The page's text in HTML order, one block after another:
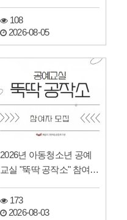
108
2026-08-05
2026년 아동청소년 공예
교실 "뚝딱 공작소" 참여자
173
2026-08-03